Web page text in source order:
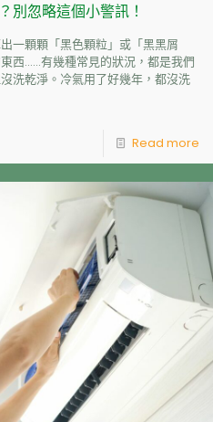
別忽略這個小警訊！
一顆顆「黑色顆粒」或「黑黑屑
西……有幾種常見的狀況，都是我們
洗乾淨。冷氣用了好幾年，都沒洗
Read more